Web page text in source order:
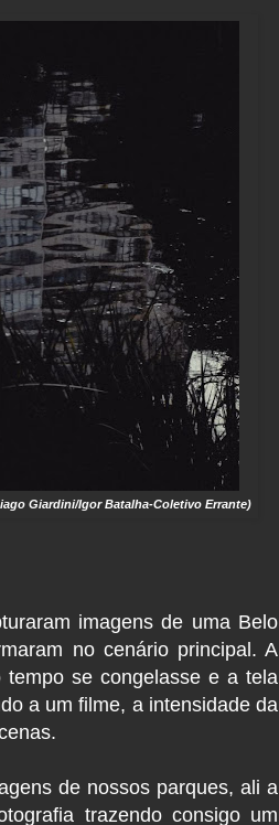
Giardini/Igor Batalha-Coletivo Errante)
imagens de uma Belo
no cenário principal. A
se congelasse e a tela
a um filme, a intensidade da
de nossos parques, ali a
trazendo consigo um